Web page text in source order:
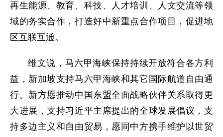
再生能源、教育、科技、人才培训、人文交流等领
域的务实合作，打造好中新重点合作项目，促进地
区互联互通。
维文说，马六甲海峡保持持续开放符合各方利
益，新加坡支持马六甲海峡和其它国际航道自由通
行。新方愿推动中国东盟全面战略伙伴关系取得更
大进展，支持习近平主席提出的全球发展倡议，支
持多边主义和自由贸易，愿同中方携手维护以世贸